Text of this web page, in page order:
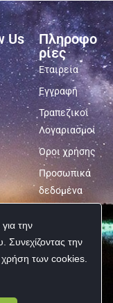
την
Συνεχίζοντας την
των cookies.
Us
Πληροφο
ρίες
Εταιρεία
Εγγραφή
Τραπεζικοί
Λογαριασμοί
Όροι χρήσης
Προσωπικά
δεδομένα